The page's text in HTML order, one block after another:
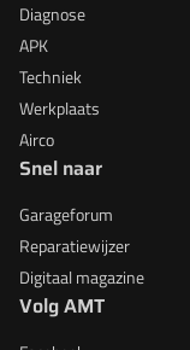
Diagnose
APK
Techniek
Werkplaats
Airco
Snel naar
Garageforum
Reparatiewijzer
Digitaal magazine
Volg AMT